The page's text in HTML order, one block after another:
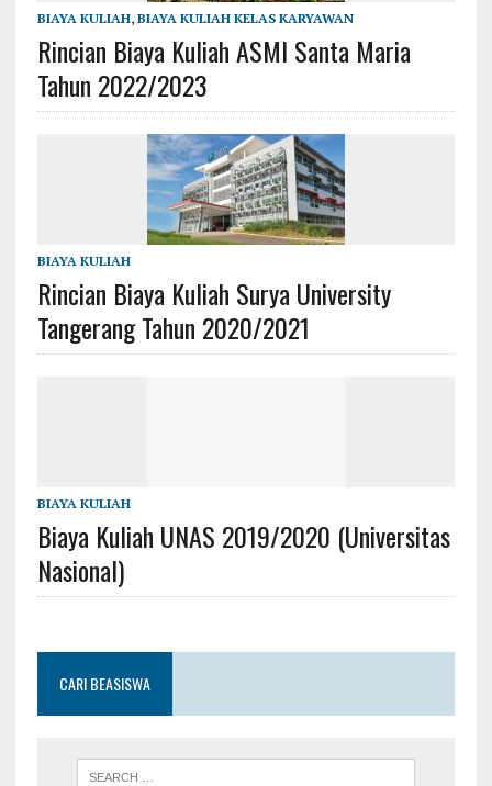
BIAYA KULIAH, BIAYA KULIAH KELAS KARYAWAN
Rincian Biaya Kuliah ASMI Santa Maria
Tahun 2022/2023
BIAYA KULIAH
Rincian Biaya Kuliah Surya University
Tangerang Tahun 2020/2021
BIAYA KULIAH
Biaya Kuliah UNAS 2019/2020 (Universitas
Nasional)
CARI BEASISWA